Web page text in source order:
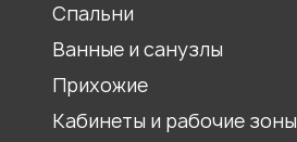
Шкаф под лестницей
Шкаф гармошка
Шкаф на балкон
Спальни
Ванные и санузлы
Прихожие
Кабинеты и рабочие зоны